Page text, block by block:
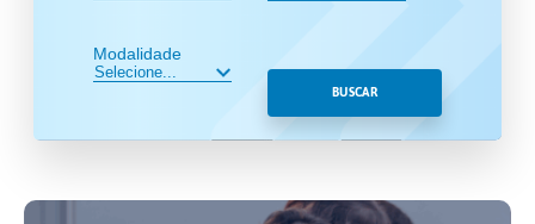
Modalidade
BUSCAR